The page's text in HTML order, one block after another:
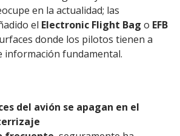
en la actualidad; las
el Electronic Flight Bag o EFB
donde los pilotos tienen a
información fundamental.
del avión se apagan en el